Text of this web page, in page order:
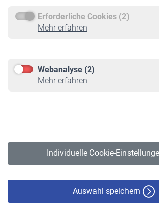
Erforderliche Cookies (2)
Mehr erfahren
Webanalyse (2)
Mehr erfahren
Individuelle Cookie-
Auswahl speichern
Service
Informationen
Online-Rechner
VBLnewsletter
Erklärung zur Barrierefreiheit